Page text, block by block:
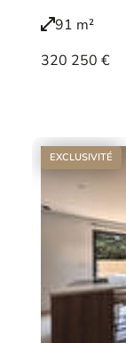
91 m²
320 250 €
EXCLUSIVITÉ